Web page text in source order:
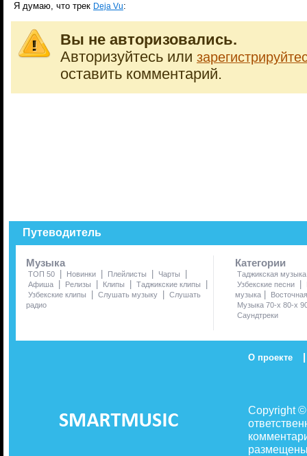
Я думаю, что трек Dejа Vu:
Вы не авторизовались.
Авторизуйтесь или
оставить комментарий.
Путеводитель
Музыка
ТОП 50 | Новинки | Плейлисты | Чарты |
Афиша | Релизы | Клипы | Таджикские клипы |
Узбекские клипы | Слушать музыку | Слушать
радио
Категории
Таджикская музыка
Узбекские песни
|
музыка |
Музыка 70-х 80-х
Саундтреки
О проекте |
Copyright
размещены